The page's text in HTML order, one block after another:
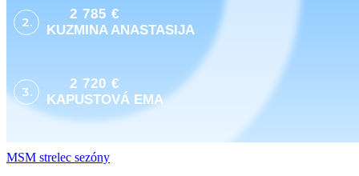
2.
2 785 €
KUZMINA ANASTASIJA
3.
2 720 €
KAPUSTOVÁ EMA
MSM strelec sezóny